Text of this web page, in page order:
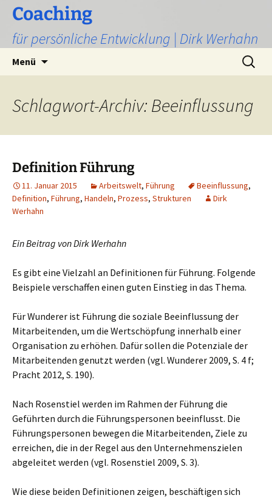
Zum
Inhalt
springen
Coaching
für persönliche Entwicklung | Dirk Werhahn
Menü
Suchen
nach:
Schlagwort-Archiv: Beeinflussung
Definition Führung
11. Januar 2015 Arbeitswelt, Führung Beeinflussung,
Definition, Führung, Handeln, Prozess, Strukturen
Dirk
Werhahn
Ein Beitrag von Dirk Werhahn
Es gibt eine Vielzahl an Definitionen für Führung. Folgende
Beispiele verschaffen einen guten Einstieg in das Thema.
Für Wunderer ist Führung die soziale Beeinflussung der
Mitarbeitenden, um die Wertschöpfung innerhalb einer
Organisation zu erhöhen. Dafür sollen die Potenziale der
Mitarbeitenden genutzt werden (vgl. Wunderer 2009, S. 4 f;
Pracht 2012, S. 190).
Nach Rosenstiel werden im Rahmen der Führung die
Geführten durch die Führungspersonen beeinflusst. Die
Führungspersonen bewegen die Mitarbeitenden, Ziele zu
erreichen, die in der Regel aus den Unternehmenszielen
abgeleitet werden (vgl. Rosen­stiel 2009, S. 3).
Wie diese beiden Definitionen zeigen, beschäftigen sich